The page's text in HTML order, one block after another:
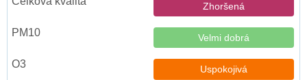
Zhoršená
Velmi dobrá
Uspokojivá